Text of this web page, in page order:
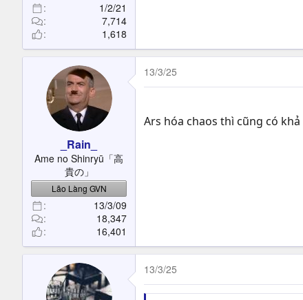
1/2/21
7,714
1,618
_Rain_
Ame no Shinryū「高
貴の」
Lão Làng GVN
13/3/09
18,347
16,401
13/3/25
Ars hóa chaos thì cũng có
13/3/25